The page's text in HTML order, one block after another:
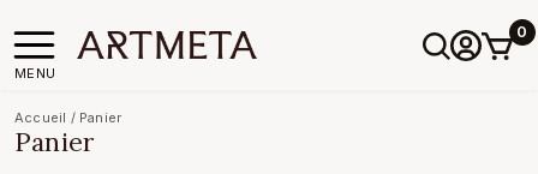
MENU
0
Accueil / Panier
Panier